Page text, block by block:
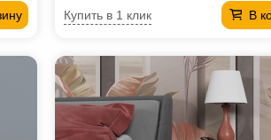
В
Купить в 1 клик